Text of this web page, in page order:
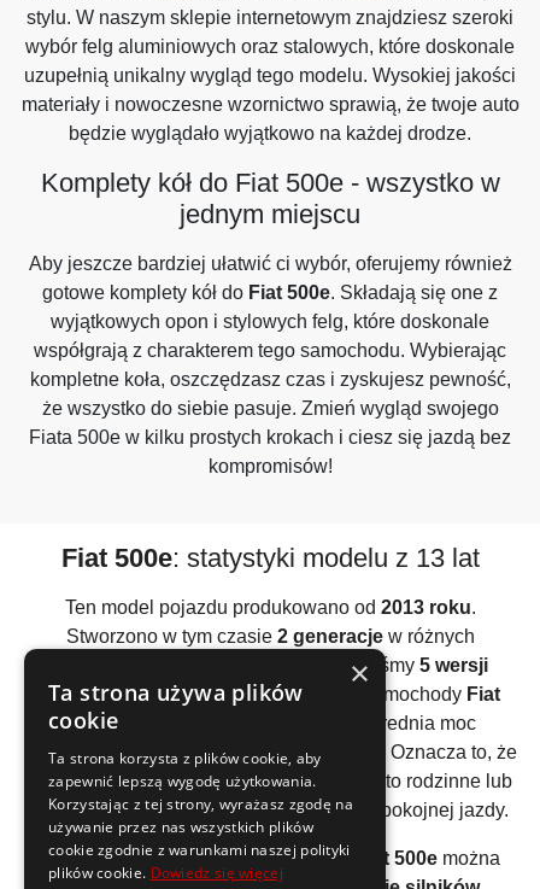
stylu. W naszym sklepie internetowym znajdziesz szeroki
wybór felg aluminiowych oraz stalowych, które doskonale
uzupełnią unikalny wygląd tego modelu. Wysokiej jakości
materiały i nowoczesne wzornictwo sprawią, że twoje auto
będzie wyglądało wyjątkowo na każdej drodze.
Komplety kół do Fiat 500e - wszystko w
jednym miejscu
Aby jeszcze bardziej ułatwić ci wybór, oferujemy również
gotowe komplety kół do Fiat 500e. Składają się one z
wyjątkowych opon i stylowych felg, które doskonale
współgrają z charakterem tego samochodu. Wybierając
kompletne koła, oszczędzasz czas i zyskujesz pewność,
że wszystko do siebie pasuje. Zmień wygląd swojego
Fiata 500e w kilku prostych krokach i ciesz się jazdą bez
kompromisów!
Fiat 500e: statystyki modelu z 13 lat
Ten model pojazdu produkowano od 2013 roku.
Stworzono w tym czasie 2 generacjew różnych
konfiguracjach. Do tej pory odnotowaliśmy 5 wersji
silników. Wszystkie wyprodukowane samochody Fiat
500eposiadały
. Średnia moc
wszystkich używanych silników to125KM
. Oznacza to, że
ten model raczej należy traktować jako auto rodzinne lub
firmowe / flotowe. Polecane głównie do spokojnej jazdy.
Analizując wszystkie generacje auta Fiat 500e można
×
Ta strona używa plików
cookie
Ta strona korzysta z plików cookie, aby
zapewnić lepszą wygodę użytkowania.
Korzystając z tej strony, wyrażasz zgodę na
używanie przez nas wszystkich plików
cookie zgodnie z warunkami naszej polityki
plików cookie. Dowiedz się więcej